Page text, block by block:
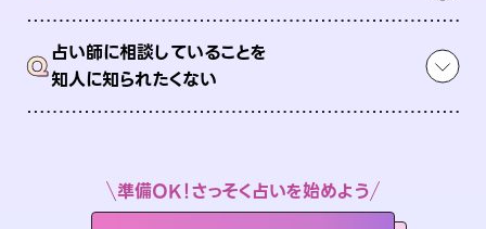
Q占い師に相談していることを
知人に知られたくない
準備OK！さっそく占いを始めよう